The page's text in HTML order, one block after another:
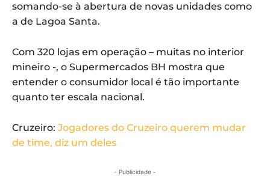
somando-se à abertura de novas unidades como
a de Lagoa Santa.
Com 320 lojas em operação – muitas no interior
mineiro -, o Supermercados BH mostra que
entender o consumidor local é tão importante
quanto ter escala nacional.
Cruzeiro: Jogadores do Cruzeiro querem mudar
de time, diz um deles
- Publicidade -